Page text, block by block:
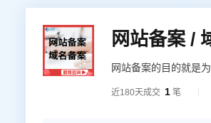
网站备案 /
网站备案的目的就是
近180天成交 1 笔